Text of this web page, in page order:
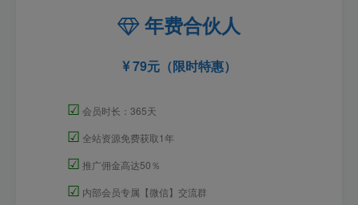
年费合伙人
79元（限时特惠）
☑ 会员时长：365天
☑ 全站资源免费获取1年
☑ 推广佣金高达50％
☑ 内部会员专属【微信】交流群